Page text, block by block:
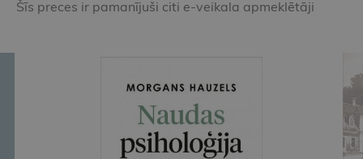
Šīs preces ir pamanījuši citi e-veikala apmeklētāji